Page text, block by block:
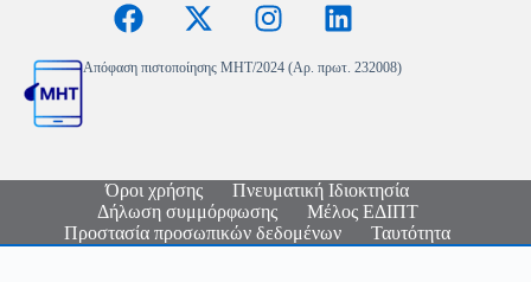
Απόφαση πιστοποίησης MHT/2024 (Αρ. πρωτ. 232008)
Όροι χρήσης
Πνευματική Ιδιοκτησία
Δήλωση συμμόρφωσης
Μέλος ΕΔΙΠΤ
Προστασία προσωπικών δεδομένων
Ταυτότητα